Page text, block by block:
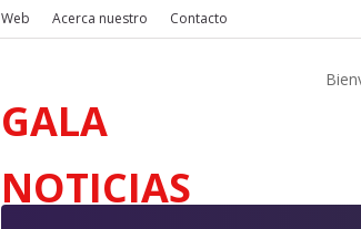
Web Acerca nuestro Contacto
GALA
NOTICIAS